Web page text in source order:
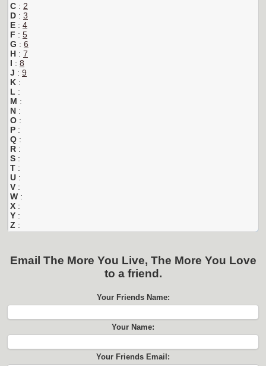
C : 2
D : 3
E : 4
F : 5
G : 6
H : 7
I : 8
J : 9
K :
L :
M :
N :
O :
P :
Q :
R :
S :
T :
U :
V :
W :
X :
Y :
Z :
Email The More You Live, The More You Love
to a friend.
Your Friends Name:
Your Name:
Your Friends Email: